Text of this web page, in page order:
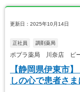
更新日：2025年10月14日
正社員 調剤薬局
ポプラ薬局 川奈店 ピー
【静岡県伊東市
しの心で患者さ